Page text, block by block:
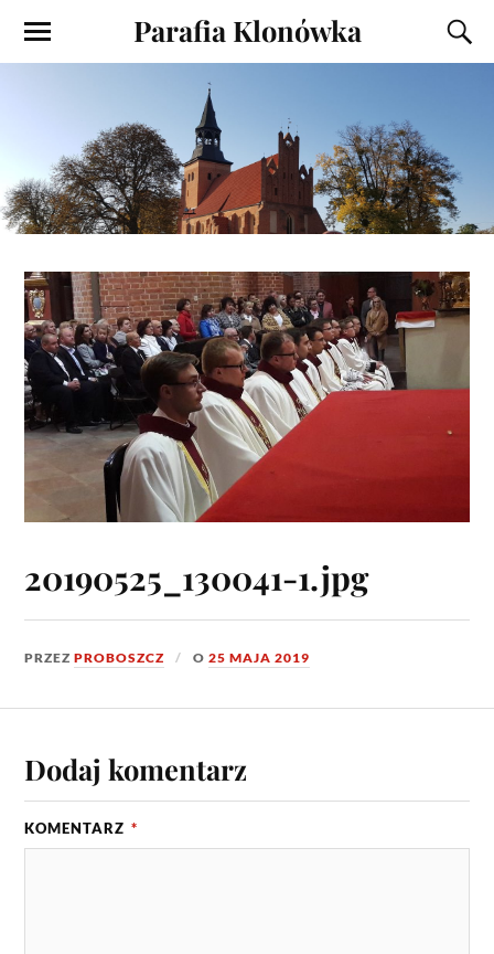
Parafia Klonówka
20190525_130041-1.jpg
PRZEZPROBOSZCZ O25 MAJA 2019
Dodaj komentarz
KOMENTARZ *